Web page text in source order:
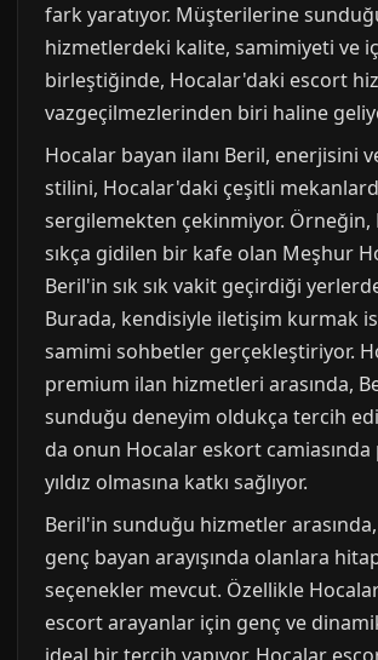
fark yaratıyor. Müşterilerine
hizmetlerdeki kalite, samimiyeti ve
birleştiğinde, Hocalar'daki escort
vazgeçilmezlerinden biri haline
Hocalar bayan ilanı Beril, enerjisini
stilini, Hocalar'daki çeşitli
sergilemekten çekinmiyor. Örneğin,
sıkça gidilen bir kafe olan Meşhur
Beril'in sık sık vakit geçirdiği
Burada, kendisiyle iletişim kurmak
samimi sohbetler gerçekleştiriyor.
premium ilan hizmetleri arasında,
sunduğu deneyim oldukça tercih
da onun Hocalar eskort
yıldız olmasına katkı sağlıyor.
Beril'in sunduğu hizmetler
genç bayan arayışında olanlara
seçenekler mevcut. Özellikle
escort arayanlar için genç ve